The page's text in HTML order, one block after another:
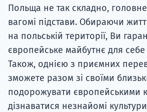
Польща не так складно,
вагомі підстави. Обираючи
на польській території, Ви
європейське майбутнє для себе
Також, однією з приємних
зможете разом зі своїми
подорожувати європейськими
дізнаватися незнайомі